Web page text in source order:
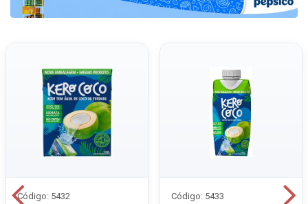
Código: 5432 Código: 5433